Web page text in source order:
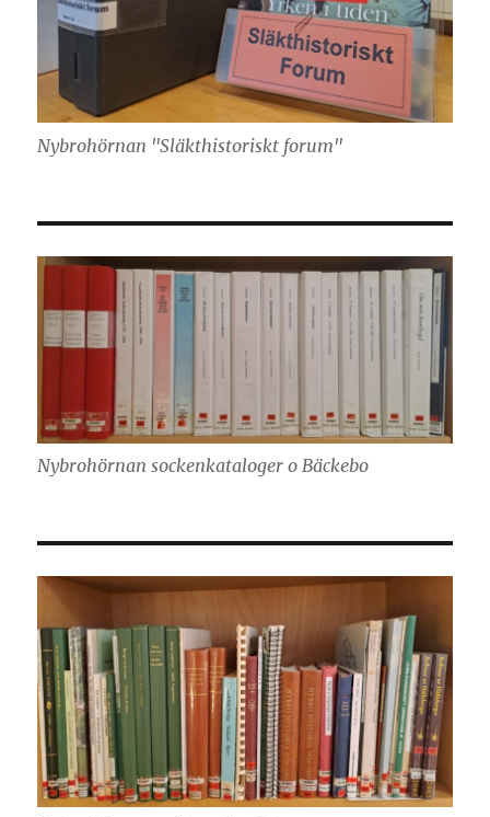
Nybrohörnan "Släkthistoriskt forum"
Nybrohörnan sockenkataloger o Bäckebo